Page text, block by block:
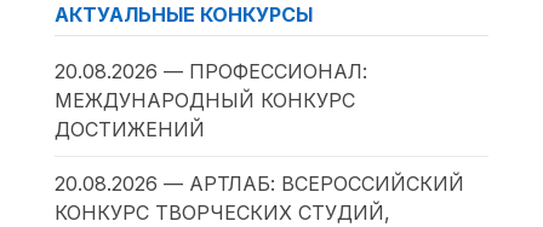
АКТУАЛЬНЫЕ КОНКУРСЫ
20.08.2026 — ПРОФЕССИОНАЛ:
МЕЖДУНАРОДНЫЙ КОНКУРС
ДОСТИЖЕНИЙ
20.08.2026 — АРТЛАБ: ВСЕРОССИЙСКИЙ
КОНКУРС ТВОРЧЕСКИХ СТУДИЙ,